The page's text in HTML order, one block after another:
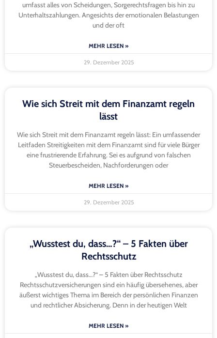
umfasst alles von Scheidungen, Sorgerechtsfragen bis hin zu
Unterhaltszahlungen. Angesichts der emotionalen Belastungen
und der oft
MEHR LESEN »
29. Dezember 2025
Wie sich Streit mit dem Finanzamt regeln
lässt
Wie sich Streit mit dem Finanzamt regeln lässt: Ein umfassender
Leitfaden Streitigkeiten mit dem Finanzamt sind für viele Bürger
eine frustrierende Erfahrung. Sei es aufgrund von falschen
Steuerbescheiden, Nachforderungen oder
MEHR LESEN »
29. Dezember 2025
„Wusstest du, dass…?“ – 5 Fakten über
Rechtsschutz
„Wusstest du, dass…?“ – 5 Fakten über Rechtsschutz
Rechtsschutzversicherungen sind ein häufig übersehenes, aber
äußerst wichtiges Thema im Bereich der persönlichen Finanzen
und rechtlicher Absicherung. Denn in der heutigen Welt
MEHR LESEN »